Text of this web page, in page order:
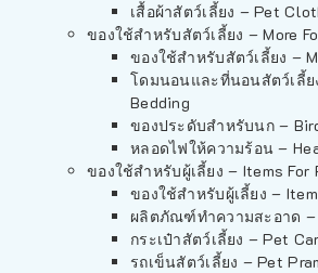
เสื้อผ้าสัตว์เลี้ยง – Pet
ของใช้สำหรับสัตว์เลี้ยง – More
ของใช้สำหรับสัตว์เลี้ยง –
โดมนอนและที่นอนสัตว์เลี้ย
Bedding
ของประดับสำหรับนก –
หลอดไฟให้ความร้อน –
ของใช้สำหรับผู้เลี้ยง – Items For
ของใช้สำหรับผู้เลี้ยง –
ผลิตภัณฑ์ทำความสะอาด –
กระเป๋าสัตว์เลี้ยง – Pet
รถเข็นสัตว์เลี้ยง – Pet